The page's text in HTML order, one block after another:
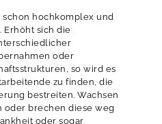
schon hochkomplex und
Erhöht sich die
oder
so wird es
zu finden, die
bestreiten. Wachsen
oder brechen diese weg
oder sogar